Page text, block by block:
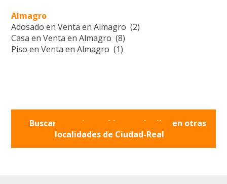
Almagro
Adosado en Venta en Almagro (2)
Casa en Venta en Almagro (8)
Piso en Venta en Almagro (1)
Buscar otros inmuebles en alquiler en otras
localidades de Ciudad-Real